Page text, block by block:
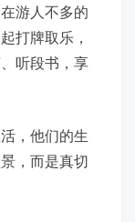
游人不多的
打牌取乐，
听段书，享
，他们的生
，而是真切